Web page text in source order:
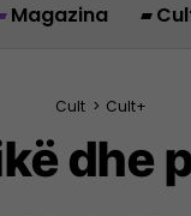
Magazina
Cult > Cult+
dhe